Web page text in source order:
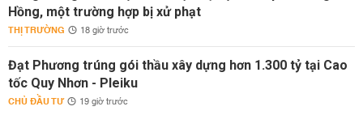
Hồng, một trường hợp bị xử phạt
THỊ TRƯỜNG 18 giờ trước
Đạt Phương trúng gói thầu xây dựng hơn 1.300 tỷ tại Cao
tốc Quy Nhơn - Pleiku
CHỦ ĐẦU TƯ 19 giờ trước